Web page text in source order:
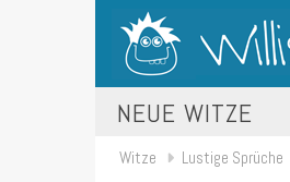
NEUE WITZE
Witze Lustige Sprüche